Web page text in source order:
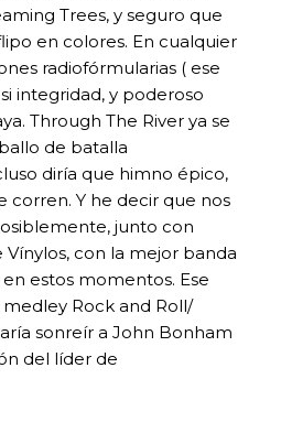
Trees, y seguro que
en colores. En cualquier
radiofórmularias ( ese
integridad, y poderoso
Through The River ya se
de batalla
diría que himno épico,
corren. Y he decir que nos
junto con
Vínylos, con la mejor banda
estos momentos. Ese
Rock and Roll/
sonreír a John Bonham
del líder de